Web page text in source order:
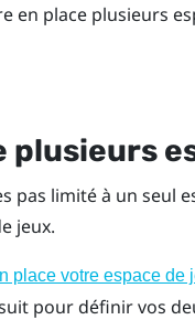
en place plusieurs
plusieurs
pas limité à un seul
jeux.
place votre espace de
pour définir vos